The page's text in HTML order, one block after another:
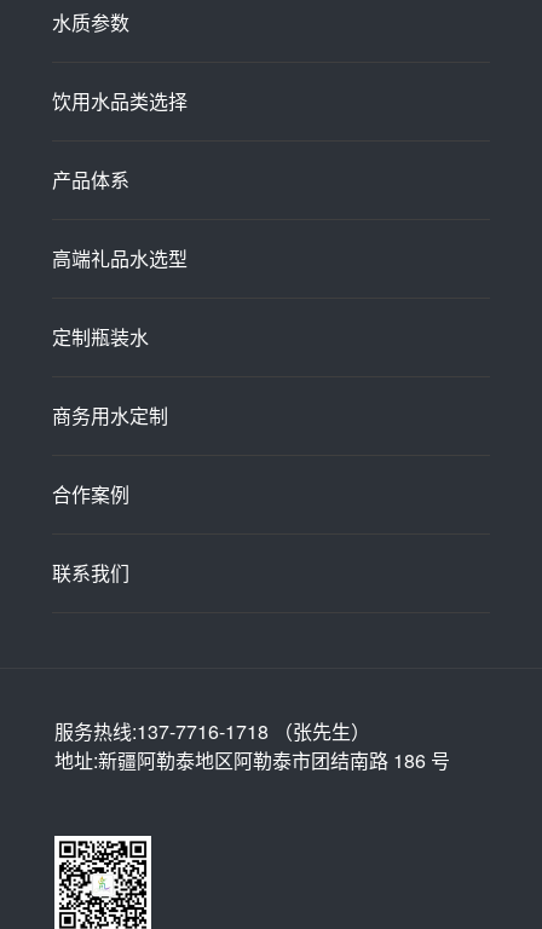
水质参数
饮用水品类选择
产品体系
高端礼品水选型
定制瓶装水
商务用水定制
合作案例
联系我们
服务热线:137-7716-1718 （张先生）
地址:新疆阿勒泰地区阿勒泰市团结南路 186 号